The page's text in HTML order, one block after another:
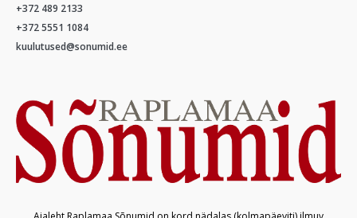
+372 489 2133
+372 5551 1084
kuulutused@sonumid.ee